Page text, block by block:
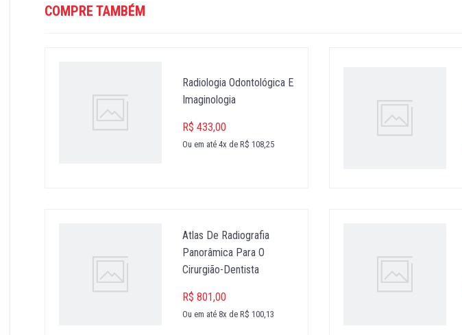
COMPRE TAMBÉM
Radiologia Odontológica E
Imaginologia
R$ 433,00
Ou em até 4x de R$ 108,25
Atlas De Radiografia
Panorâmica Para O
Cirurgião-Dentista
R$ 801,00
Ou em até 8x de R$ 100,13